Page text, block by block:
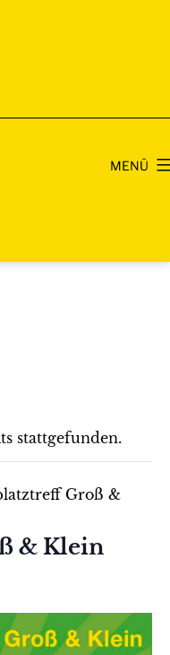
MENÜ
stattgefunden.
Groß &
& Klein